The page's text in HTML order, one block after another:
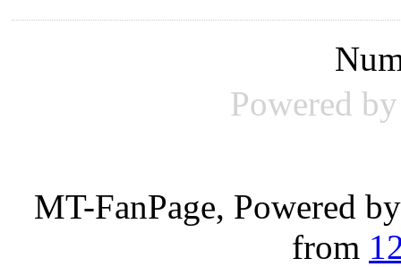
Powered
MT-FanPage, Powered
from